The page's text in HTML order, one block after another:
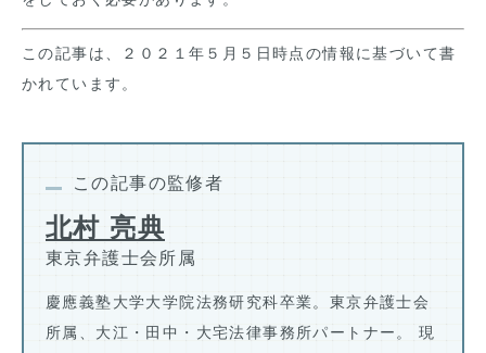
この記事は、２０２１年５月５日時点の情報に基づいて書
かれています。
この記事の監修者
北村 亮典
東京弁護士会所属
慶應義塾大学大学院法務研究科卒業。東京弁護士会
所属、大江・田中・大宅法律事務所パートナー。 現